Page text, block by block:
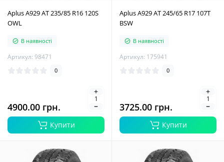
Aplus A929 AT 235/85 R16 120S
OWL
В наявності
Артикул: 98471
0
4900.00 грн.
Купити
Aplus A929 AT 245/65 R17 107T
BSW
В наявності
Артикул: 175941
0
3725.00 грн.
Купити